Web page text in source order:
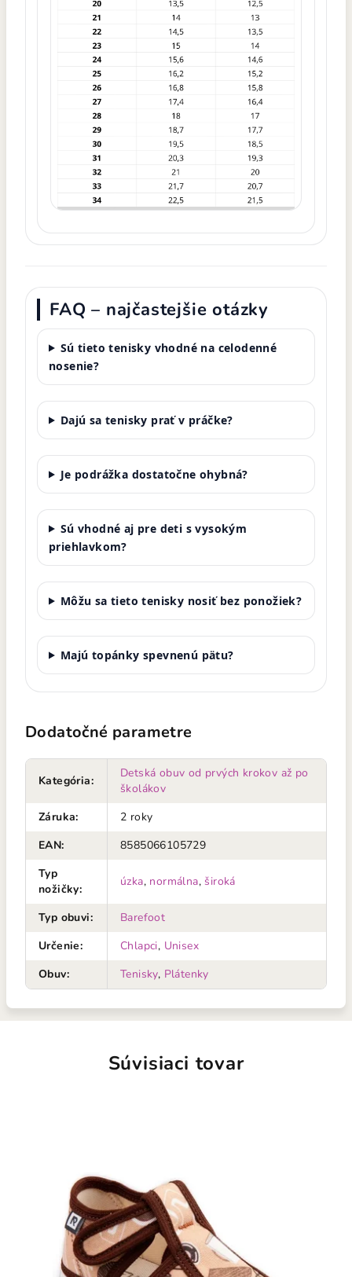
FAQ – najčastejšie otázky
Sú tieto tenisky vhodné na celodenné
nosenie?
Dajú sa tenisky prať v práčke?
Je podrážka dostatočne ohybná?
Sú vhodné aj pre deti s vysokým
priehlavkom?
Môžu sa tieto tenisky nosiť bez ponožiek?
Majú topánky spevnenú pätu?
Dodatočné parametre
Kategória:
Detská obuv od prvých krokov až po
školákov
Záruka:
2 roky
EAN:
8585066105729
Typ
nožičky:
úzka, normálna, široká
Typ obuvi:
Barefoot
Určenie: Chlapci, Unisex
Obuv: Tenisky, Plátenky
Súvisiaci tovar